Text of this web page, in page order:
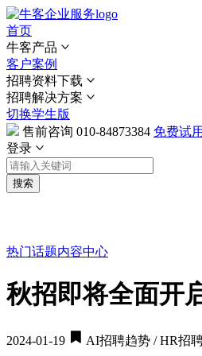
首页
牛客产品
客户案例
招聘资料下载
招聘解决方案
切换学生版
售前咨询 010-84873384 免费试用
登录
搜索
热门话题内容中心
秋招即将全面开
2024-01-19 AI招聘趋势 / HR招